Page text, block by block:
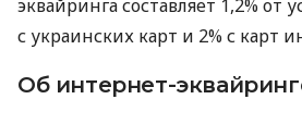
эквайринга составляет 1,2%
с украинских карт и 2% с карт
Об интернет-